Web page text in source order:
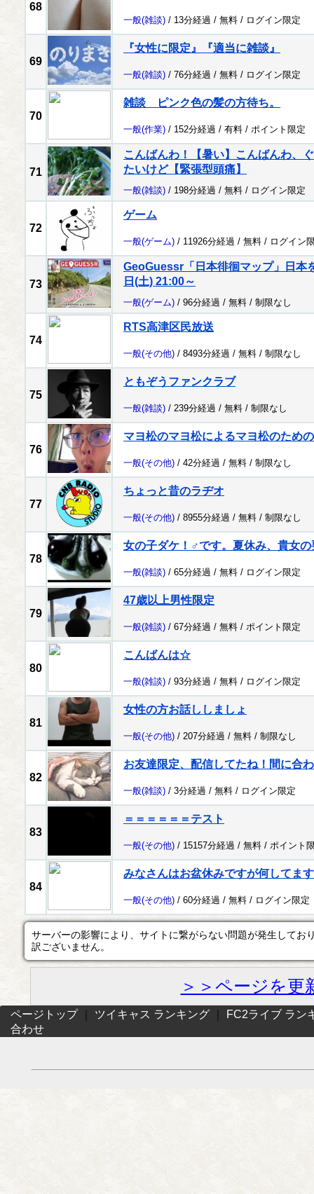
68
一般(雑談) / 13分経過 / 無料 / ログイン限定
69
『女性に限定』『適当に雑談』
一般(雑談) / 76分経過 / 無料 / ログイン限定
70
雑談 ピンク色の髪の方待ち。
一般(作業) / 152分経過 / 有料 / ポイント限定
71
こんばんわ！【暑い】こんばんわ、
たいけど【緊張型頭痛】
一般(雑談) / 198分経過 / 無料 / ログイン限定
72
ゲーム
一般(ゲーム) / 11926分経過 / 無料 / ログイン
73
GeoGuessr「日本徘徊マップ」日本
日(土) 21:00～
一般(ゲーム) / 96分経過 / 無料 / 制限なし
74
RTS高津区民放送
一般(その他) / 8493分経過 / 無料 / 制限なし
75
ともぞうファンクラブ
一般(雑談) / 239分経過 / 無料 / 制限なし
76
マヨ松のマヨ松によるマヨ松のため
一般(その他) / 42分経過 / 無料 / 制限なし
77
ちょっと昔のラヂオ
一般(その他) / 8955分経過 / 無料 / 制限なし
78
女の子ダケ！♂です。夏休み、貴女
一般(雑談) / 65分経過 / 無料 / ログイン限定
79
47歳以上男性限定
一般(雑談) / 67分経過 / 無料 / ポイント限定
80
こんばんは☆
一般(雑談) / 93分経過 / 無料 / ログイン限定
81
女性の方お話ししましょ
一般(その他) / 207分経過 / 無料 / 制限なし
82
お友達限定、配信してたね！間に合
一般(雑談) / 3分経過 / 無料 / ログイン限定
83
＝＝＝＝＝＝テスト
一般(その他) / 15157分経過 / 無料 / ポイント
84
みなさんはお盆休みですが何してま
一般(その他) / 60分経過 / 無料 / ログイン限定
サーバーの影響により、サイトに繋がらない問題が発生してお
訳ございません。
＞＞ページを更
ページトップ｜ ツイキャス ランキング
FC2ライブ ラン
合わせ